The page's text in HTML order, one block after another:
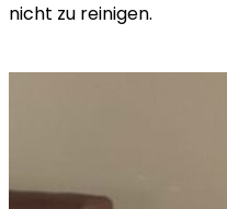
nicht zu reinigen.